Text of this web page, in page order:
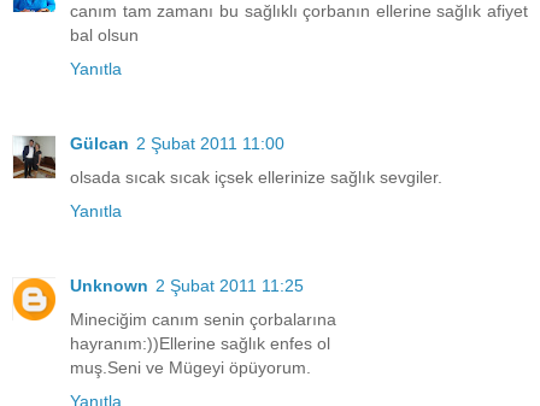
canım tam zamanı bu sağlıklı çorbanın ellerine sağlık afiyet
bal olsun
Yanıtla
Gülcan 2 Şubat 2011 11:00
olsada sıcak sıcak içsek ellerinize sağlık sevgiler.
Yanıtla
Unknown 2 Şubat 2011 11:25
Mineciğim canım senin çorbalarına
hayranım:))Ellerine sağlık enfes ol
muş.Seni ve Mügeyi öpüyorum.
Yanıtla